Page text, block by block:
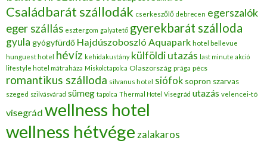
Családbarát szállodák cserkeszőlő debrecen egerszalók
eger szállás esztergom galyatető gyerekbarát szálloda
gyula gyógyfürdő Hajdúszoboszló Aquapark hotel bellevue
hunguest hotel
hévíz kehidakustány külföldi utazás last minute akció
lifestyle hotel mátraháza Miskolctapolca Olaszország prága pécs
romantikus szálloda silvanus hotel siófok sopron szarvas
szeged szilvásvárad sümeg tapolca Thermal Hotel Visegrád utazás velencei-tó
visegrád wellness hotel
wellness hétvége zalakaros